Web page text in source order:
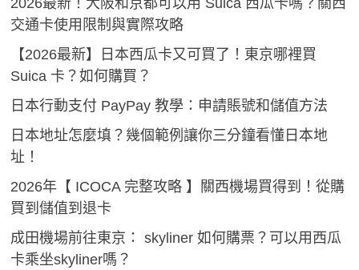
2026最新！大阪和京都可以用 Suica 西瓜卡嗎？關西
交通卡使用限制與實際攻略
【2026最新】日本西瓜卡又可買了！東京哪裡買
Suica 卡？如何購買？
日本行動支付 PayPay 教學：申請賬號和儲值方法
日本地址怎麼填？幾個範例讓你三分鐘看懂日本地
址！
2026年【 ICOCA 完整攻略 】關西機場買得到！從購
買到儲值到退卡
成田機場前往東京： skyliner 如何購票？可以用西瓜
卡乘坐skyliner嗎？